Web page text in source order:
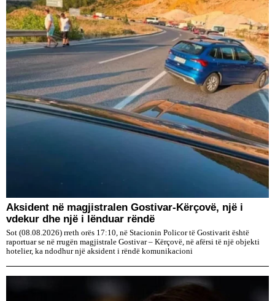
Aksident në magjistralen Gostivar-Kërçovë, një i
vdekur dhe një i lënduar rëndë
Sot (08.08.2026) rreth orës 17:10, në Stacionin Policor të Gostivarit është
raportuar se në rrugën magjistrale Gostivar – Kërçovë, në afërsi të një objekti
hotelier, ka ndodhur një aksident i rëndë komunikacioni